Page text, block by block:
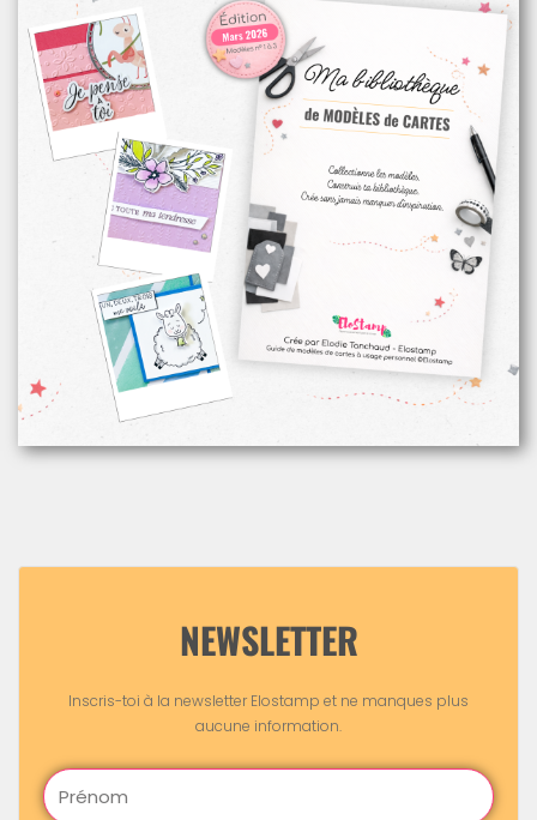
NEWSLETTER
Inscris-toi à la newsletter Elostamp et ne manques plus
aucune information.